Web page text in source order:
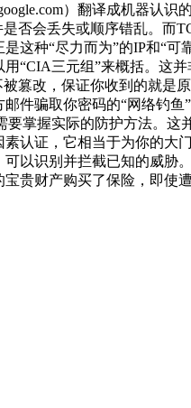
）翻译成机器认
否会丢失或顺序错乱。
种“尽力而为”的IP和“可
“CIA三元组”来概括。这
篡改，保证你收到的就
件骗取你密码的“网络钓
掌握实际的防护方法。
认证，它相当于为你的
以识别并拦截已知的威
贵财产购买了保险，即使